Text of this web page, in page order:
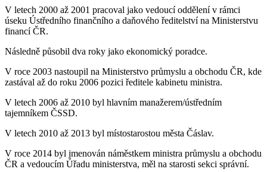
V letech 2000 až 2001 pracoval jako vedoucí oddělení v rámci
úseku Ústředního finančního a daňového ředitelství na Ministerstvu
financí ČR.
Následně působil dva roky jako ekonomický poradce.
V roce 2003 nastoupil na Ministerstvo průmyslu a obchodu ČR, kde
zastával až do roku 2006 pozici ředitele kabinetu ministra.
V letech 2006 až 2010 byl hlavním manažerem/ústředním
tajemníkem ČSSD.
V letech 2010 až 2013 byl místostarostou města Čáslav.
V roce 2014 byl jmenován náměstkem ministra průmyslu a obchodu
ČR a vedoucím Úřadu ministerstva, měl na starosti sekci správní.